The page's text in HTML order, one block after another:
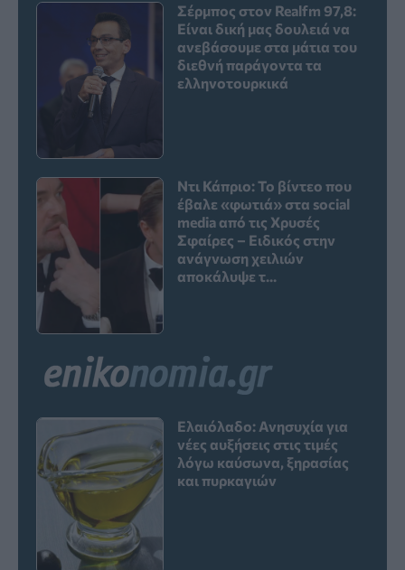
Σέρμπος στον Realfm 97,8:
Είναι δική μας δουλειά να
ανεβάσουμε στα μάτια του
διεθνή παράγοντα τα
ελληνοτουρκικά
Ντι Κάπριο: Το βίντεο που
έβαλε «φωτιά» στα social
media από τις Χρυσές
Σφαίρες – Ειδικός στην
ανάγνωση χειλιών
αποκάλυψε τ...
Ελαιόλαδο: Ανησυχία για
νέες αυξήσεις στις τιμές
λόγω καύσωνα, ξηρασίας
και πυρκαγιών